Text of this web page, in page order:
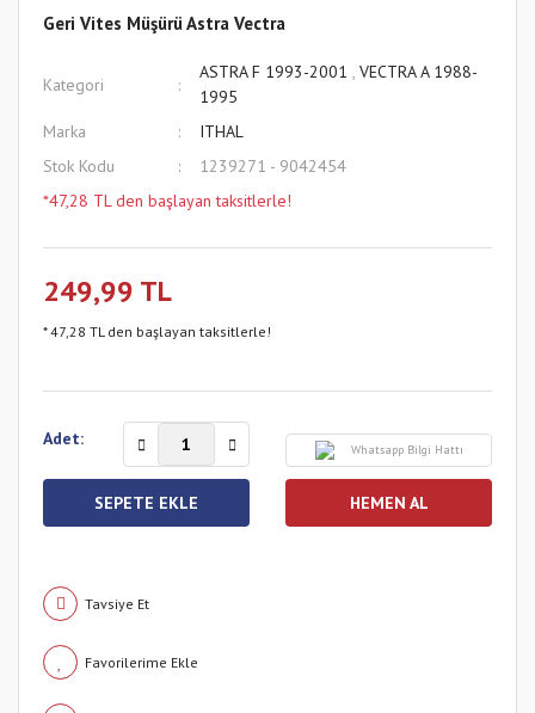
Geri Vites Müşürü Astra Vectra
Kategori
ASTRA F 1993-2001 , VECTRA A 1988-
1995
Marka
ITHAL
Stok Kodu
1239271 - 9042454
*47,28 TL den başlayan taksitlerle!
249,99 TL
* 47,28 TL den başlayan taksitlerle!
Adet:
Whatsapp Bilgi Hattı
SEPETE EKLE HEMEN AL
Tavsiye Et